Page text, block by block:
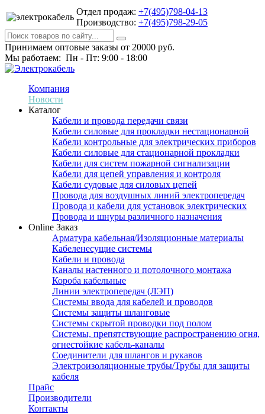
Отдел продаж: +7(495)798-04-13
Производство: +7(495)798-29-05
Принимаем оптовые заказы от 20000 руб.
Мы работаем: Пн - Пт: 9:00 - 18:00
Компания
Новости
Каталог
Кабели и провода передачи связи
Кабели силовые для прокладки нестационарной
Кабели контрольные для электрических приборов
Кабели силовые для стационарной прокладки
Кабели для систем пожарной сигнализации
Кабели для цепей управления и контроля
Кабели судовые для силовых цепей
Провода для воздушных линий электропередач
Провода и кабели для установок электрических
Провода и шнуры различного назначения
Online Заказ
Арматура кабельная/Изоляционные материалы
Кабеленесущие системы
Кабели и провода
Каналы настенного и потолочного монтажа
Короба кабельные
Линии электропередач (ЛЭП)
Системы ввода для кабелей и проводов
Системы защиты шланговые
Системы скрытой проводки под полом
Системы, препятствующие распространению огня,
огнестойкие кабель-каналы
Соединители для шлангов и рукавов
Электроизоляционные трубы/Трубы для защиты
кабеля
Прайс
Производители
Контакты